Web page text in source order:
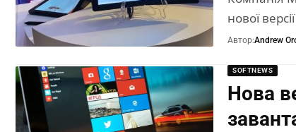
нової
Автор:Andrew
SOFTNEWS
Нова